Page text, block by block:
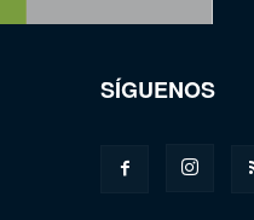
SÍGUENOS